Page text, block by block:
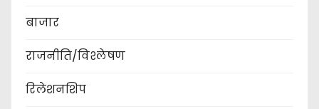
बाजार
राजनीति/विश्लेषण
रिलेशनशिप